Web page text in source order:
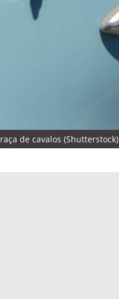
de cavalos (Shutterstock)